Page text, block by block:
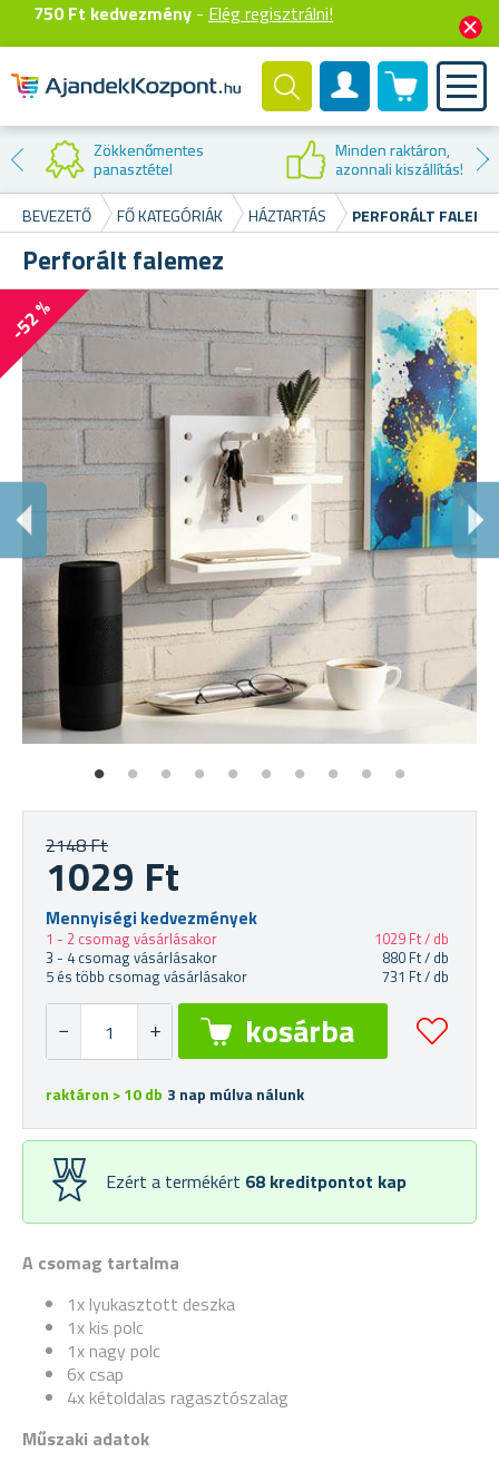
750 Ft kedvezmény - Elég regisztrálni!
Felhasználók fiók
0 termék
első
BEVEZETŐ FŐ KATEGÓRIÁK HÁZTARTÁS PERFORÁLT
Perforált falemez
-52 %
A csomag tartalma
1x lyukasztott deszka
1x kis polc
1x nagy polc
6x csap
4x kétoldalas ragasztószalag
Műszaki adatok
2148 Ft
1029 Ft
Mennyiségi kedvezmények
1 - 2 csomag vásárlásakor
1029 Ft / db
3 - 4 csomag vásárlásakor
880 Ft / db
5 és több csomag vásárlásakor
731 Ft / db
raktáron > 10 db 3 nap múlva nálunk
Ezért a termékért 68 kreditpontot kap